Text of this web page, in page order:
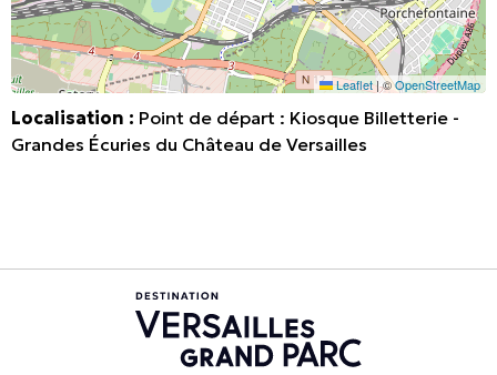
Leaflet|©OpenStreetMap
Localisation : Point de départ : Kiosque Billetterie -
Grandes Écuries du Château de Versailles